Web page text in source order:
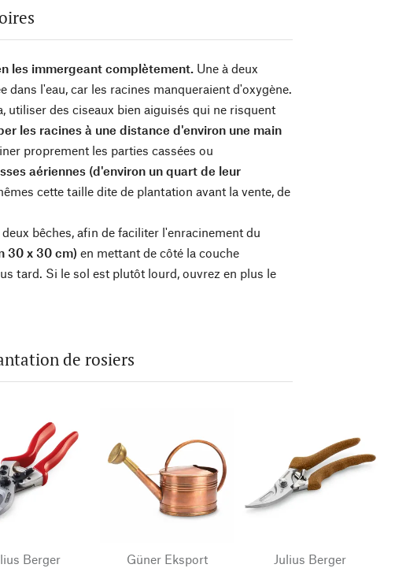
les immergeant complètement.Une à deux
l'eau, car les racines manqueraient d'oxygène.
utiliser des ciseaux bien aiguisés qui ne risquent
les racines à une distance d'environ une main
proprement les parties cassées ou
aériennes (d'environ un quart de leur
cette taille dite de plantation avant la vente, de
bêches, afin de faciliter l'enracinement du
30 x 30 cm) en mettant de côté la couche
tard. Si le sol est plutôt lourd, ouvrez en plus le
de rosiers
Berger
Güner Eksport
Julius Berger